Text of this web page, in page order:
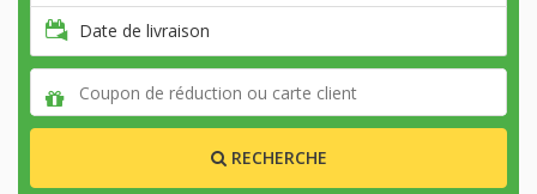
Date de livraison
RECHERCHE